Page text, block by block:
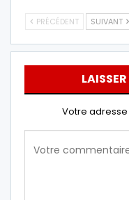
PRÉCÉDENT SUIVANT
Votre